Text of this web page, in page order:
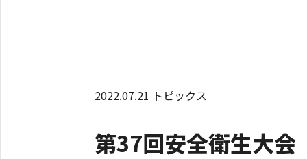
2022.07.21 トピックス
第37回安全衛生大